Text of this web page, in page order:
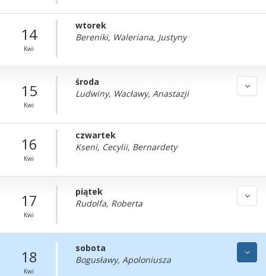
14
Kwi
wtorek
Bereniki, Waleriana, Justyny
15
Kwi
środa
Ludwiny, Wacławy, Anastazji
16
Kwi
czwartek
Kseni, Cecylii, Bernardety
17
Kwi
piątek
Rudolfa, Roberta
18
Kwi
sobota
Bogusławy, Apoloniusza